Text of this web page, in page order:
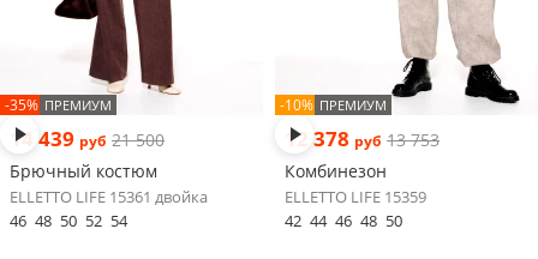
-35% ПРЕМИУМ
14 439 руб 21 500
Брючный костюм
ELLETTO LIFE 15361 двойка
46 48 50 52 54
-10% ПРЕМИУМ
12 378 руб 13 753
Комбинезон
ELLETTO LIFE 15359
42 44 46 48 50